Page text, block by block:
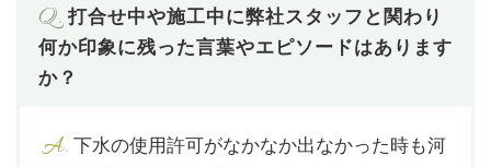
Q. 打合せ中や施工中に弊社スタッフと関わり
何か印象に残った言葉やエピソードはあります
か？
A. 下水の使用許可がなかなか出なかった時も河